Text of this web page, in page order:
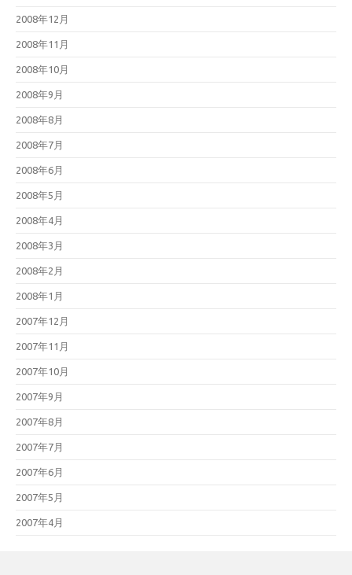
2008年12月
2008年11月
2008年10月
2008年9月
2008年8月
2008年7月
2008年6月
2008年5月
2008年4月
2008年3月
2008年2月
2008年1月
2007年12月
2007年11月
2007年10月
2007年9月
2007年8月
2007年7月
2007年6月
2007年5月
2007年4月